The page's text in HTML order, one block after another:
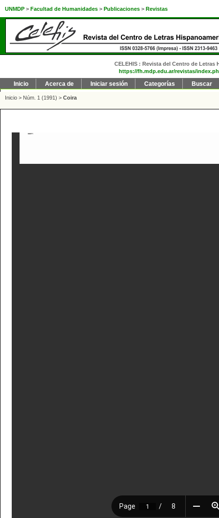
UNMDP > Facultad de Humanidades > Publicaciones > Revistas
CELEHIS : Revista del Centro de
https://fh.mdp.edu.ar/revistas/
Inicio Acerca de Iniciar sesión Categorías Buscar
Inicio > Núm. 1 (1991) > Coira